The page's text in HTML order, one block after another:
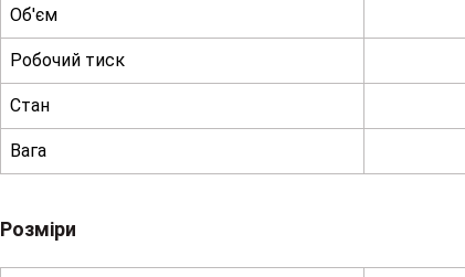
Об'єм
Робочий тиск
Стан
Вага
Розміри